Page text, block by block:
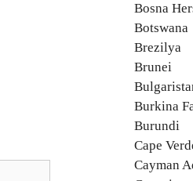
Bosna
Botswana
Brezilya
Brunei
Burkina
Burundi
Cape
Cayman